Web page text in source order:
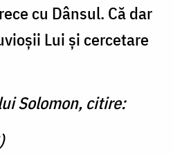
cu Dânsul. Că dar
Lui şi cercetare
Solomon, citire: